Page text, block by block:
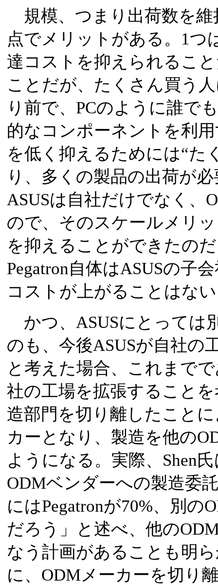
規模、つまり出荷数を
点でメリットがある。1つ
達コストを抑えられるこ
ことだが、たくさん買う
り前で、PCのように誰で
的なコンポーネントを利
を低く抑えるためには“た
り、多くの製品の出荷が
ASUSは自社だけでなく、
ので、そのスケールメリ
を抑えることができたの
Pegatron自体はASUSの子
コストが上がることはな
かつ、ASUSにとっては
のも、今後ASUSが自社の
と考えた場合、これまで
社の工場を拡張すること
造部門を切り離したこと
カーとなり、製造を他の
ようになる。実際、Shen
ODMベンダーへの製造委
にはPegatronが70%、別の
だろう」と述べ、他の
なう計画があることも明
に、ODMメーカーを切り